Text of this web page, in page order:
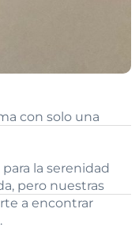
con solo una
la serenidad
pero nuestras
a encontrar